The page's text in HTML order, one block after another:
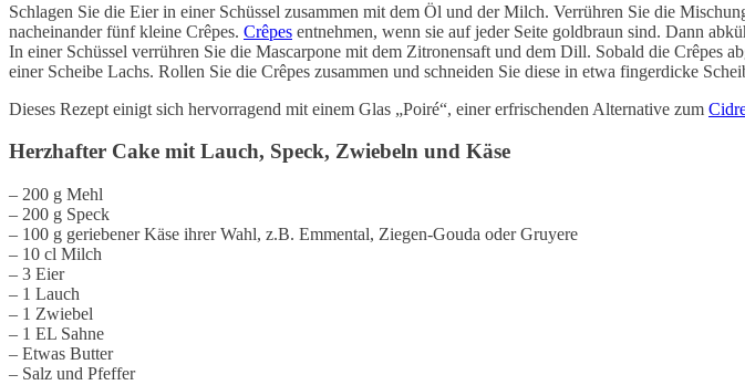
Schlagen Sie die Eier in einer Schüssel zusammen mit dem Öl und der Milch. Verrühren Sie die
nacheinander fünf kleine Crêpes. Crêpes entnehmen, wenn sie auf jeder Seite goldbraun sind. Dann
In einer Schüssel verrühren Sie die Mascarpone mit dem Zitronensaft und dem Dill. Sobald die Crêpes
einer Scheibe Lachs. Rollen Sie die Crêpes zusammen und schneiden Sie diese in etwa fingerdicke
Dieses Rezept einigt sich hervorragend mit einem Glas „Poiré“, einer erfrischenden Alternative zum
Herzhafter Cake mit Lauch, Speck, Zwiebeln und Käse
– 200 g Mehl
– 200 g Speck
– 100 g geriebener Käse ihrer Wahl, z.B. Emmental, Ziegen-Gouda oder Gruyere
– 10 cl Milch
– 3 Eier
– 1 Lauch
– 1 Zwiebel
– 1 EL Sahne
– Etwas Butter
– Salz und Pfeffer